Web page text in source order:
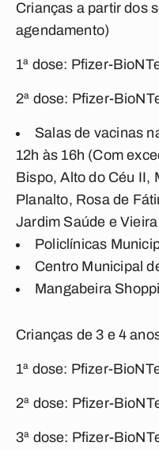
Crianças a partir dos
agendamento)
1ª dose: Pfizer-
2ª dose: Pfizer-
Salas de vacinas
12h às 16h (Com
Bispo, Alto do Céu II,
Planalto, Rosa de
Jardim Saúde e
Policlínicas
Centro Municipal
Mangabeira
Crianças de 3 e 4
1ª dose: Pfizer-
2ª dose: Pfizer-
3ª dose: Pfizer-